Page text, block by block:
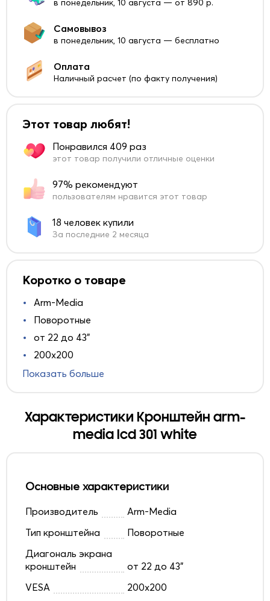
в понедельник, 10 августа — от 890 р.
Самовывоз
в понедельник, 10 августа — бесплатно
Оплата
Наличный расчет (по факту получения)
Этот товар любят!
Понравился 409 раз
этот товар получили отличные оценки
97% рекомендуют
пользователям нравится этот товар
18 человек купили
За последние 2 месяца
Коротко о товаре
Arm-Media
Поворотные
от 22 до 43"
200x200
Показать больше
Характеристики Кронштейн arm-
media lcd 301 white
Основные характеристики
Производитель
Arm-Media
Тип кронштейна
Поворотные
Диагональ экрана
кронштейн
от 22 до 43"
VESA
200x200